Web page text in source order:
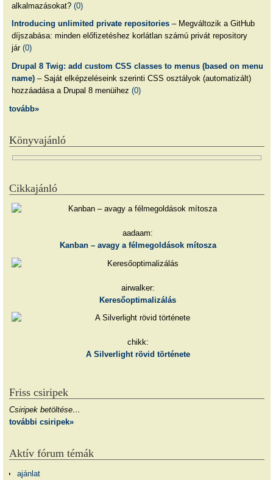
alkalmazásokat? (0)
Introducing unlimited private repositories– Megváltozik a GitHub
díjszabása: minden előfizetéshez korlátlan számú privát repository
jár (0)
Drupal 8 Twig: add custom CSS classes to menus (based on menu
name)– Saját elképzeléseink szerinti CSS osztályok (automatizált)
hozzáadása a Drupal 8 menüihez (0)
tovább»
Könyvajánló
Cikkajánló
aadaam:
Kanban – avagy a félmegoldások mítosza
airwalker:
Keresőoptimalizálás
chikk:
A Silverlight rövid története
Friss csiripek
Csiripek betöltése…
további csiripek»
Aktív fórum témák
ajánlat